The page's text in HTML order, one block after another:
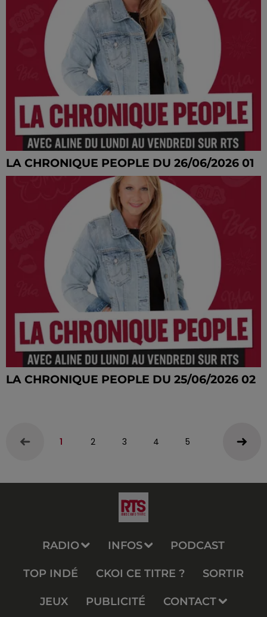
LA CHRONIQUE PEOPLE DU 26/06/2026 01
LA CHRONIQUE PEOPLE DU 25/06/2026 02
1 2 3 4 5
RADIO INFOS PODCAST
TOP INDÉ CKOI CE TITRE ? SORTIR
JEUX PUBLICITÉ CONTACT